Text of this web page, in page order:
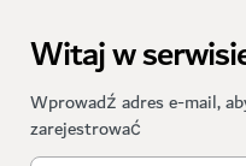
Witaj w
Wprowadź adres e-mail,
zarejestrować